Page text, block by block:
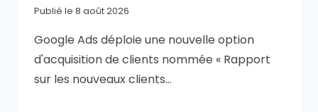
Publié le 8 août 2026
Google Ads déploie une nouvelle option
d'acquisition de clients nommée « Rapport
sur les nouveaux clients…